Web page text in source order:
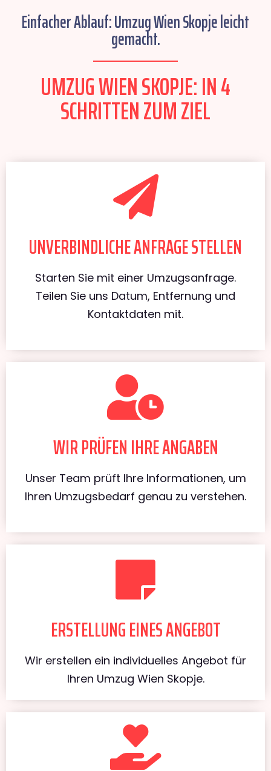
Einfacher Ablauf: Umzug Wien Skopje leicht
gemacht.
UMZUG WIEN SKOPJE: IN 4
SCHRITTEN ZUM ZIEL
UNVERBINDLICHE ANFRAGE STELLEN
Starten Sie mit einer Umzugsanfrage.
Teilen Sie uns Datum, Entfernung und
Kontaktdaten mit.
WIR PRÜFEN IHRE ANGABEN
Unser Team prüft Ihre Informationen, um
Ihren Umzugsbedarf genau zu verstehen.
ERSTELLUNG EINES ANGEBOT
Wir erstellen ein individuelles Angebot für
Ihren Umzug Wien Skopje.